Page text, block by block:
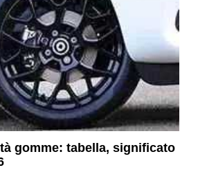
gomme: tabella, significato